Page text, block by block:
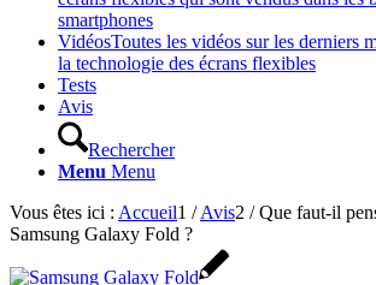
smartphones
VidéosToutes les vidéos sur les derniers
la technologie des écrans flexibles
Tests
Avis
Rechercher
Menu Menu
Vous êtes ici : Accueil1 / Avis2 / Que faut-il
Samsung Galaxy Fold ?